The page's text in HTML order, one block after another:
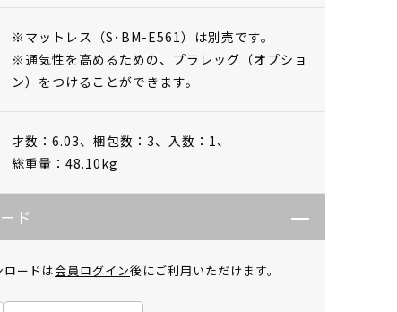
※マットレス（S･BM-E561）は別売です。
※通気性を高めるための、プラレッグ（オプショ
ン）をつけることができます。
才数：6.03、 梱包数：3、 入数：1、
総重量：48.10kg
ド
ードは会員ログイン後にご利用いただけます。